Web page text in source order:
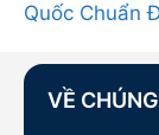
Quốc Chuẩn
VỀ